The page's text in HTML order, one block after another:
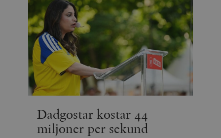
Dadgostar kostar 44
miljoner per sekund